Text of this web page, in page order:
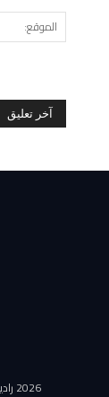
2026 راديو مارس - الإذاعة الرياضية رقم واحد في المغرب